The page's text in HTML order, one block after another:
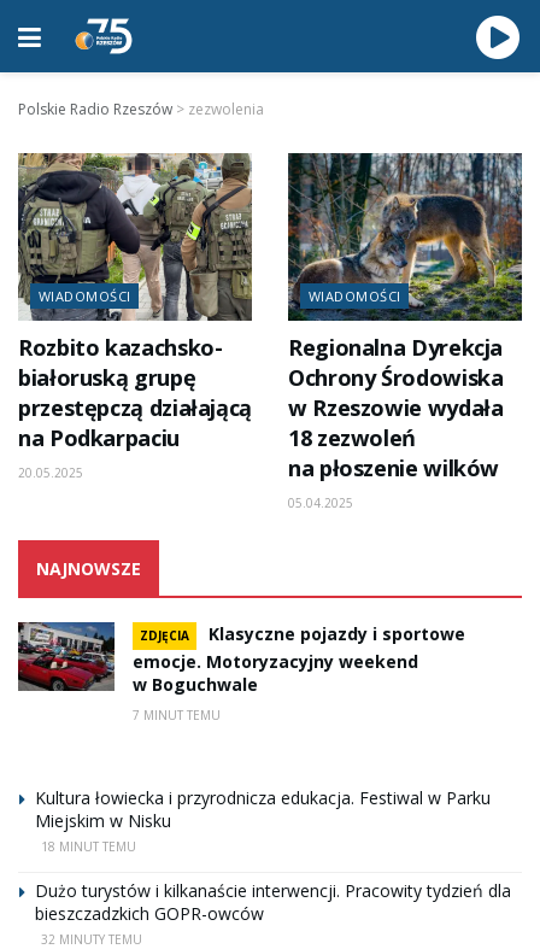
Polskie Radio Rzeszów > zezwolenia
WIADOMOŚCI
Rozbito kazachsko-
białoruską grupę
przestępczą działającą
na Podkarpaciu
20.05.2025
WIADOMOŚCI
Regionalna Dyrekcja
Ochrony Środowiska
w Rzeszowie wydała
18 zezwoleń
na płoszenie wilków
05.04.2025
NAJNOWSZE
ZDJĘCIA
Klasyczne pojazdy i sportowe
emocje. Motoryzacyjny weekend
w Boguchwale
7 MINUT TEMU
Kultura łowiecka i przyrodnicza edukacja. Festiwal w Parku
Miejskim w Nisku
18 MINUT TEMU
Dużo turystów i kilkanaście interwencji. Pracowity tydzień dla
bieszczadzkich GOPR-owców
32 MINUTY TEMU